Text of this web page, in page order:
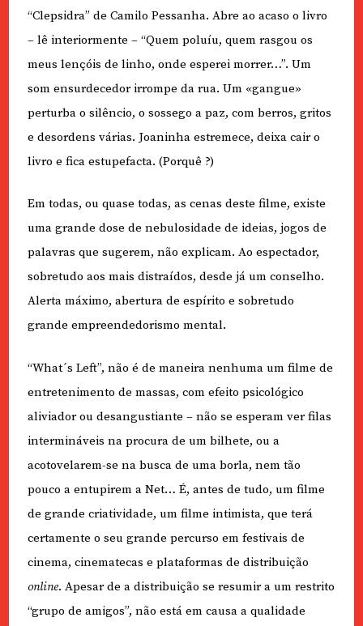
“Clepsidra” de Camilo Pessanha. Abre ao acaso o livro
– lê interiormente – “Quem poluíu, quem rasgou os
meus lençóis de linho, onde esperei morrer…”. Um
som ensurdecedor irrompe da rua. Um «gangue»
perturba o silêncio, o sossego a paz, com berros, gritos
e desordens várias. Joaninha estremece, deixa cair o
livro e fica estupefacta. (Porquê ?)
Em todas, ou quase todas, as cenas deste filme, existe
uma grande dose de nebulosidade de ideias, jogos de
palavras que sugerem, não explicam. Ao espectador,
sobretudo aos mais distraídos, desde já um conselho.
Alerta máximo, abertura de espírito e sobretudo
grande empreendedorismo mental.
“What´s Left”, não é de maneira nenhuma um filme de
entretenimento de massas, com efeito psicológico
aliviador ou desangustiante – não se esperam ver filas
intermináveis na procura de um bilhete, ou a
acotovelarem-se na busca de uma borla, nem tão
pouco a entupirem a Net… É, antes de tudo, um filme
de grande criatividade, um filme intimista, que terá
certamente o seu grande percurso em festivais de
cinema, cinematecas e plataformas de distribuição
online. Apesar de a distribuição se resumir a um restrito
“grupo de amigos”, não está em causa a qualidade